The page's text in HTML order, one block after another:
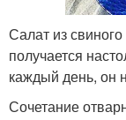
Салат из
получается
каждый день, он
Сочетание